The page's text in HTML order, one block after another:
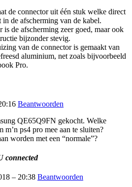
de connector uit één stuk welke direct
in de afscherming van de kabel.
is de afscherming zeer goed, maar ook
bijzonder stevig.
van de connector is gemaakt van
aluminium, net zoals bijvoorbeeld
Pro.
Beantwoorden
QE65Q9FN gekocht. Welke
ps4 pro mee aan te sluiten?
worden met een “normale”?
connected
– 20:38 Beantwoorden